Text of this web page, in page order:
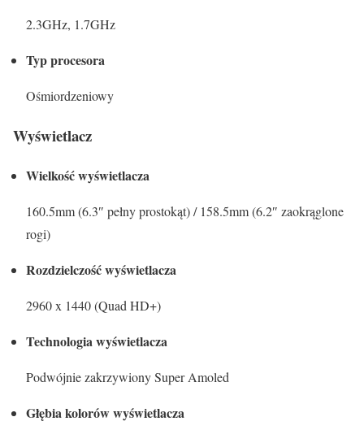
2.3GHz, 1.7GHz
Typ procesora
Ośmiordzeniowy
Wyświetlacz
Wielkość wyświetlacza
160.5mm (6.3″ pełny prostokąt) / 158.5mm (6.2″ zaokrąglone
rogi)
Rozdzielczość wyświetlacza
2960 x 1440 (Quad HD+)
Technologia wyświetlacza
Podwójnie zakrzywiony Super Amoled
Głębia kolorów wyświetlacza